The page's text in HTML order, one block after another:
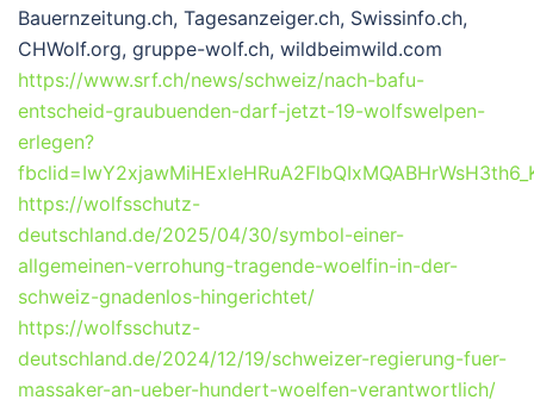
Bauernzeitung.ch, Tagesanzeiger.ch, Swissinfo.ch,
CHWolf.org, gruppe-wolf.ch, wildbeimwild.com
https://www.srf.ch/news/schweiz/nach-bafu-
entscheid-graubuenden-darf-jetzt-19-wolfswelpen-
erlegen?
https://wolfsschutz-
deutschland.de/2025/04/30/symbol-einer-
allgemeinen-verrohung-tragende-woelfin-in-der-
schweiz-gnadenlos-hingerichtet/
https://wolfsschutz-
deutschland.de/2024/12/19/schweizer-regierung-fuer-
massaker-an-ueber-hundert-woelfen-verantwortlich/